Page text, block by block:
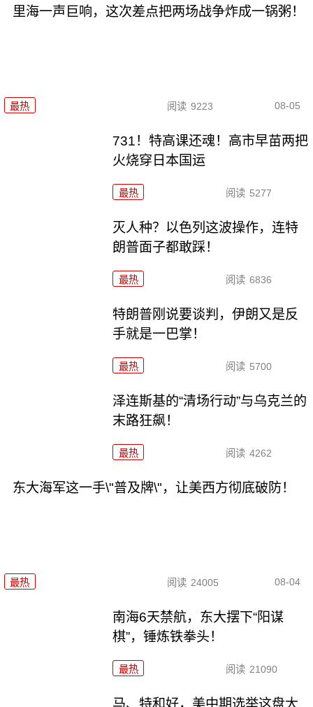
里海一声巨响，这次差点把两场战争炸成一锅粥！
最热 阅读 9223 08-05
731！特高课还魂！高市早苗两把
火烧穿日本国运
最热 阅读 5277
灭人种？以色列这波操作，连特
朗普面子都敢踩！
最热 阅读 6836
特朗普刚说要谈判，伊朗又是反
手就是一巴掌！
最热 阅读 5700
泽连斯基的“清场行动”与乌克兰的
末路狂飙！
最热 阅读 4262
东大海军这一手\"普及牌\"，让美西方彻底破防！
最热 阅读 24005 08-04
南海6天禁航，东大摆下“阳谋
棋”，锤炼铁拳头！
最热 阅读 21090
马、特和好，美中期选举这盘大